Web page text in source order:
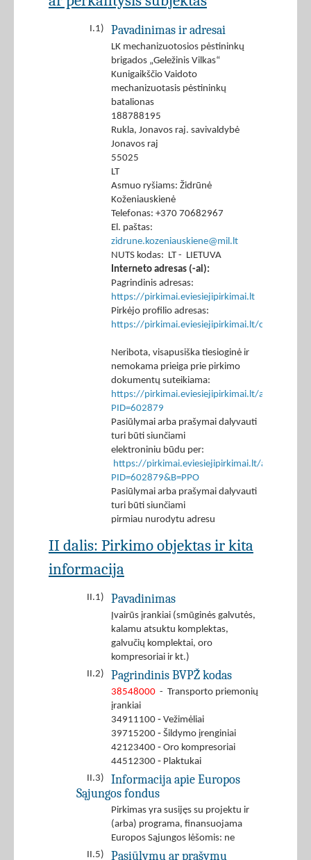
I.1) Pavadinimas ir adresai
LK mechanizuotosios pėstininkų
brigados „Geležinis Vilkas“
Kunigaikščio Vaidoto
mechanizuotasis pėstininkų
batalionas
188788195
Rukla, Jonavos raj. savivaldybė
Jonavos raj
55025
LT
Asmuo ryšiams: Židrūnė
Koženiauskienė
Telefonas: +370 70682967
El. paštas:
zidrune.kozeniauskiene@mil.lt
NUTS kodas: LT - LIETUVA
Interneto adresas (-ai):
Pagrindinis adresas:
https://pirkimai.eviesiejipirkimai.lt
Pirkėjo profilio adresas:
https://pirkimai.eviesiejipirkimai.lt/ctm/
Neribota, visapusiška tiesioginė ir
nemokama prieiga prie pirkimo
dokumentų suteikiama:
https://pirkimai.eviesiejipirkimai.lt/app/rfq/
PID=602879
Pasiūlymai arba prašymai dalyvauti
turi būti siunčiami
elektroniniu būdu per:
https://pirkimai.eviesiejipirkimai.lt/app/rfq/
PID=602879&B=PPO
Pasiūlymai arba prašymai dalyvauti
turi būti siunčiami
pirmiau nurodytu adresu
II dalis: Pirkimo objektas ir kita
informacija
II.1) Pavadinimas
Įvairūs įrankiai (smūginės galvutės,
kalamu atsuktu komplektas,
galvučių komplektai, oro
kompresoriai ir kt.)
II.2)
Pagrindinis BVPŽ kodas
38548000 - Transporto priemonių
įrankiai
34911100 ‐ Vežimėliai
39715200 ‐ Šildymo įrenginiai
42123400 ‐ Oro kompresoriai
44512300 ‐ Plaktukai
II.3)
Informacija apie Europos
Sąjungos fondus
Pirkimas yra susijęs su projektu ir
(arba) programa, finansuojama
Europos Sąjungos lėšomis: ne
II.5)
Pasiūlymų ar prašymų